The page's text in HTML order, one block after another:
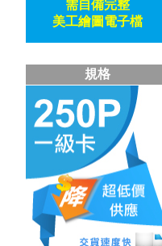
需自備完整
美工繪圖電子檔
規格